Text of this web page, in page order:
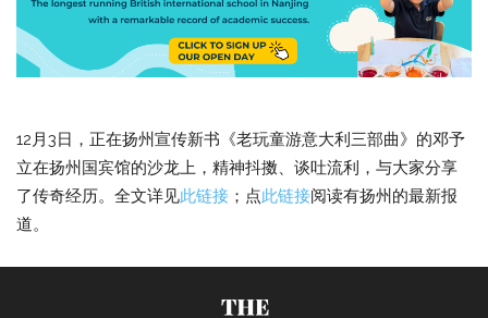
12月3日，正在扬州宣传新书《老玩童游意大利三部曲》的邓予
立在扬州国宾馆的沙龙上，精神抖擞、谈吐流利，与大家分享
了传奇经历。全文详见此链接 ；点此链接阅读有扬州的最新报
道。